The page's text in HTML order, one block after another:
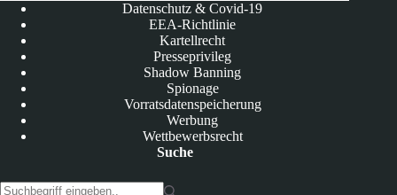
Datenschutz & Covid-19
EEA-Richtlinie
Kartellrecht
Presseprivileg
Shadow Banning
Spionage
Vorratsdatenspeicherung
Werbung
Wettbewerbsrecht
Suche